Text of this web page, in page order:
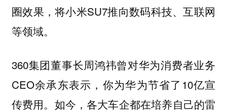
圈效果，将小米SU7推向数码科技、互联网
等领域。
360集团董事长周鸿祎曾对华为消费者业务
CEO余承东表示，你为华为节省了10亿宣
传费用。如今，各大车企都在培养自己的雷